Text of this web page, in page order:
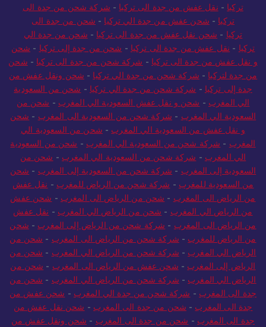
تركيا - نقل عفش من جدة الى تركيا - شركة شحن من جدة الى
تركيا - شحن عفش من جدة الي تركيا - شحن من جدة الى
تركيا - شحن نقل عفش من جدة الى تركيا - شحن من جدة الي
تركيا - نقل عفش من جدة الى تركيا - شحن من جدة إلى تركيا - شحن
و نقل عفش من جدة الى تركيا - شركة شحن من جدة الى تركيا - شحن
من جدة لتركيا - شركة شحن من جدة الي تركيا - شحن ونقل عفش من
جدة إلى تركيا - شركة شحن من جدة الي تركيا - شحن من السعودية
الي المغرب - شحن و نقل عفش السعودية الي المغرب - شحن من
السعودية الي المغرب - شركة شحن من السعودية الى المغرب - شحن
و نقل عفش من السعودية الي المغرب - شحن من السعودية الي
المغرب - شركة شحن من السعودية الي المغرب - شحن من السعودية
الي المغرب - شركة شحن من السعودية الي المغرب - شحن من
السعودية إلى المغرب - شركة شحن من السعودية إلى المغرب - شحن
من السعودية للمغرب - شركة شحن من الرياض للمغرب - نقل عفش
من الرياض الى المغرب - شحن من الرياض الى المغرب - شحن عفش
من الرياض الي المغرب - شحن من الرياض الي المغرب - نقل عفش
من الرياض الى المغرب - شركة شحن من الرياض إلى المغرب - شحن
من الرياض للمغرب - شركة شحن من الرياض الى المغرب - شحن من
الرياض الي المغرب - شركة شحن من الرياض الي المغرب - شحن من
الرياض إلى المغرب - شحن عفش من الرياض الى المغرب - شحن من
الرياض الي المغرب - شركة شحن من الرياض الي المغرب - شحن من
جدة الى المغرب - شركة شحن من جدة الي المغرب - شحن عفش من
جدة الى المغرب - شحن من جدة الى المغرب - شحن نقل عفش من
جدة الى المغرب - شحن من جدة الى المغرب - شحن ونقل عفش من